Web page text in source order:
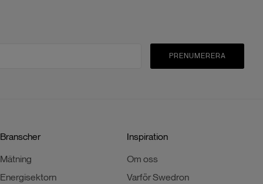
PRENUMERERA
Branscher
Mätning
Energisektorn
Inspiration
Om oss
Varför Swedron